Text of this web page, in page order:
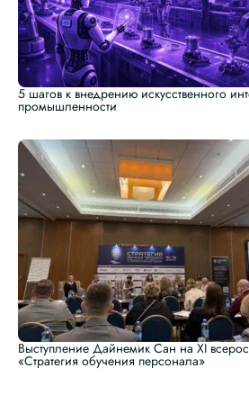
5 шагов к внедрению искусственного
промышленности
Выступление Дайнемик Сан на XI
«Стратегия обучения персонала»